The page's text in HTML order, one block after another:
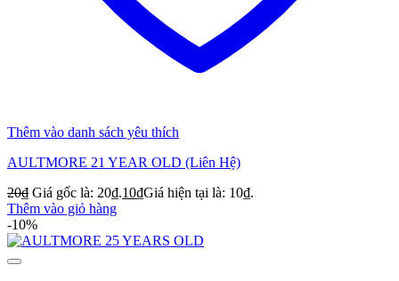
Thêm vào danh sách yêu thích
AULTMORE 21 YEAR OLD (Liên Hệ)
20₫ Giá gốc là: 20₫.10₫Giá hiện tại là: 10₫.
Thêm vào giỏ hàng
-10%